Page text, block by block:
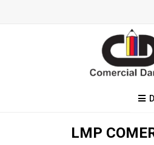
LMP